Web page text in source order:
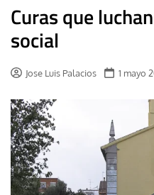
Curas que
social
Jose Luis Palacios 1 mayo